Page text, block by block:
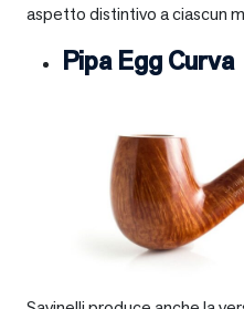
aspetto distintivo a ciascun
Pipa Egg Curva